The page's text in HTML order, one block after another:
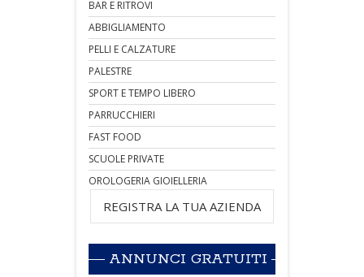
BAR E RITROVI
ABBIGLIAMENTO
PELLI E CALZATURE
PALESTRE
SPORT E TEMPO LIBERO
PARRUCCHIERI
FAST FOOD
SCUOLE PRIVATE
OROLOGERIA GIOIELLERIA
REGISTRA LA TUA AZIENDA
ANNUNCI GRATUITI